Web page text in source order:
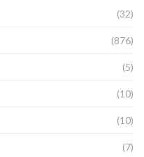
(32)
(876)
(5)
(10)
(10)
(7)